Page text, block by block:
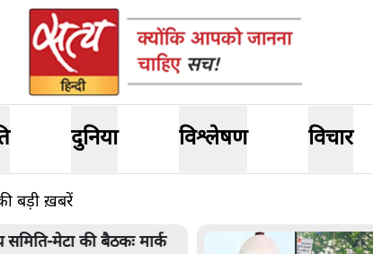
दुनिया विश्लेषण विचार
बड़ी ख़बरें
मेटा की बैठकः मार्क